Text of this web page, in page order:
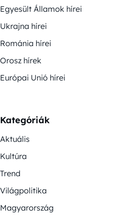
Egyesült Államok hírei
Ukrajna hírei
Románia hírei
Orosz hírek
Európai Unió hírei
Kategóriák
Aktuális
Kultúra
Trend
Világpolitika
Magyarország